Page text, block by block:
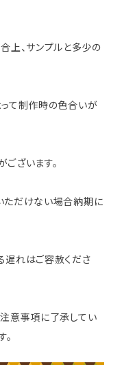
上、サンプルと多少の
て制作時の色合いが
ざいます。
だけない場合納期に
れはご容赦くださ
意事項に了承してい